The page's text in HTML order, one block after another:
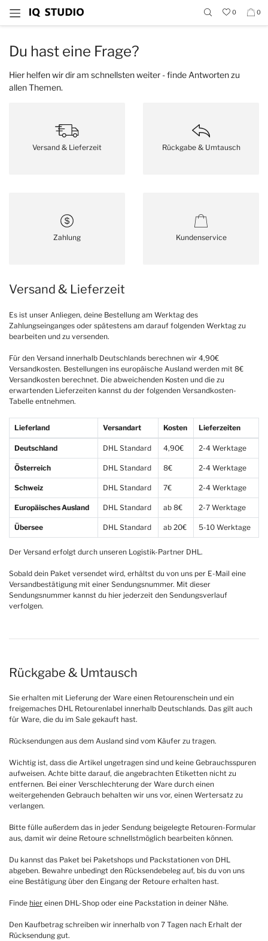
0 0
Du hast eine Frage?
Hier helfen wir dir am schnellsten weiter - finde Antworten zu
allen Themen.
Versand & Lieferzeit Rückgabe & Umtausch
Zahlung Kundenservice
Versand & Lieferzeit
Es ist unser Anliegen, deine Bestellung am Werktag des
Zahlungseinganges oder spätestens am darauf folgenden Werktag zu
bearbeiten und zu versenden.
Für den Versand innerhalb Deutschlands berechnen wir 4,90€
Versandkosten. Bestellungen ins europäische Ausland werden mit 8€
Versandkosten berechnet. Die abweichenden Kosten und die zu
erwartenden Lieferzeiten kannst du der folgenden Versandkosten-
Tabelle entnehmen.
Lieferland Versandart Kosten Lieferzeiten
Deutschland DHL Standard 4,90€ 2-4 Werktage
Österreich DHL Standard 8€ 2-4 Werktage
Schweiz DHL Standard 7€ 2-4 Werktage
Europäisches Ausland DHL Standard ab 8€ 2-7 Werktage
Übersee DHL Standard ab 20€ 5-10 Werktage
Der Versand erfolgt durch unseren Logistik-Partner DHL.
Sobald dein Paket versendet wird, erhältst du von uns per E-Mail eine
Versandbestätigung mit einer Sendungsnummer. Mit dieser
Sendungsnummer kannst du hier jederzeit den Sendungsverlauf
verfolgen.
Rückgabe & Umtausch
Sie erhalten mit Lieferung der Ware einen Retourenschein und ein
freigemaches DHL Retourenlabel innerhalb Deutschlands. Das gilt auch
für Ware, die du im Sale gekauft hast.
Rücksendungen aus dem Ausland sind vom Käufer zu tragen.
Wichtig ist, dass die Artikel ungetragen sind und keine Gebrauchsspuren
aufweisen. Achte bitte darauf, die angebrachten Etiketten nicht zu
entfernen. Bei einer Verschlechterung der Ware durch einen
weitergehenden Gebrauch behalten wir uns vor, einen Wertersatz zu
verlangen.
Bitte fülle außerdem das in jeder Sendung beigelegte Retouren-Formular
aus, damit wir deine Retoure schnellstmöglich bearbeiten können.
Du kannst das Paket bei Paketshops und Packstationen von DHL
abgeben. Bewahre unbedingt den Rücksendebeleg auf, bis du von uns
eine Bestätigung über den Eingang der Retoure erhalten hast.
Finde hier einen DHL-Shop oder eine Packstation in deiner Nähe.
Den Kaufbetrag schreiben wir innerhalb von 7 Tagen nach Erhalt der
Rücksendung gut.